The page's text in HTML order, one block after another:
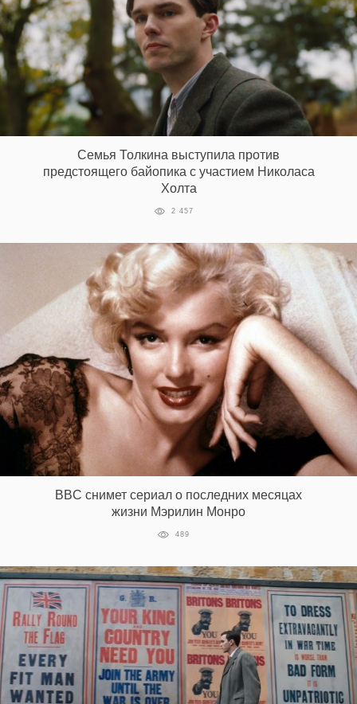
Семья Толкина выступила против
предстоящего байопика с участием Николаса
Холта
2 457
BBC снимет сериал о последних месяцах
жизни Мэрилин Монро
489